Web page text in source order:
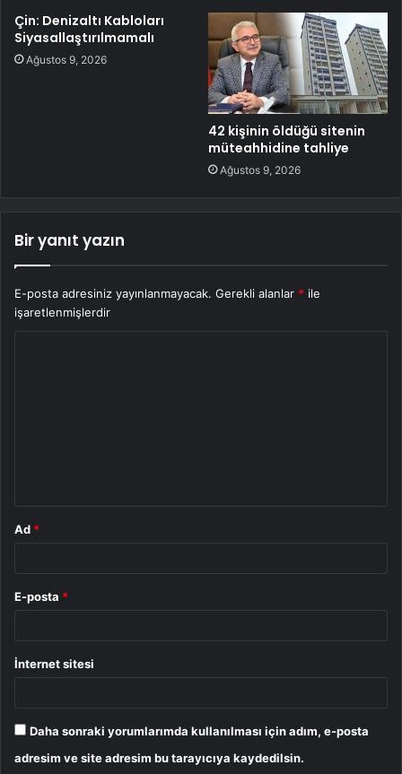
Çin: Denizaltı Kabloları
Siyasallaştırılmamalı
Ağustos 9, 2026
42 kişinin öldüğü sitenin
müteahhidine tahliye
Ağustos 9, 2026
Bir yanıt yazın
E-posta adresiniz yayınlanmayacak. Gerekli alanlar * ile
işaretlenmişlerdir
Ad *
E-posta *
İnternet sitesi
Daha sonraki yorumlarımda kullanılması için adım, e-posta
adresim ve site adresim bu tarayıcıya kaydedilsin.